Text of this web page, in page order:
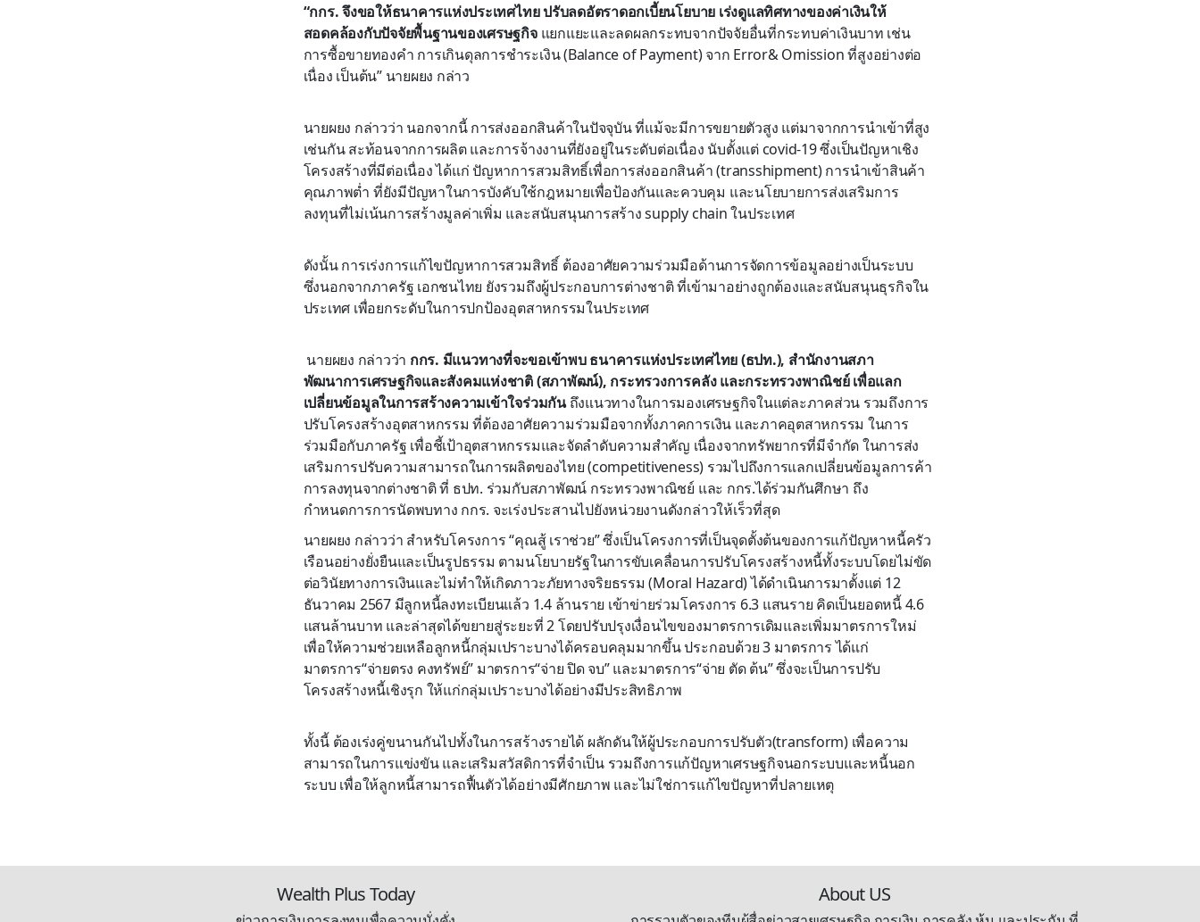
“กกร. จึงขอให้ธนาคารแห่งประเทศไทย ปรับลดอัตราดอกเบี้ยนโยบาย เร่งดูแลทิศทางของค่าเงินให้
สอดคล้องกับปัจจัยพื้นฐานของเศรษฐกิจแยกแยะและลดผลกระทบจากปัจจัยอื่นที่กระทบค่าเงินบาท เช่น
การซื้อขายทองคำ การเกินดุลการชำระเงิน (Balance of Payment) จาก Error& Omission ที่สูงอย่างต่อ
เนื่อง เป็นต้น” นายผยง กล่าว
นายผยง กล่าวว่า นอกจากนี้ การส่งออกสินค้าในปัจจุบัน ที่แม้จะมีการขยายตัวสูง แต่มาจากการนำเข้าที่สูง
เช่นกัน สะท้อนจากการผลิต และการจ้างงานที่ยังอยู่ในระดับต่อเนื่อง นับตั้งแต่ covid-19 ซึ่งเป็นปัญหาเชิง
โครงสร้างที่มีต่อเนื่อง ได้แก่ ปัญหาการสวมสิทธิ์เพื่อการส่งออกสินค้า (transshipment) การนำเข้าสินค้า
คุณภาพต่ำ ที่ยังมีปัญหาในการบังคับใช้กฎหมายเพื่อป้องกันและควบคุม และนโยบายการส่งเสริมการ
ลงทุนที่ไม่เน้นการสร้างมูลค่าเพิ่ม และสนับสนุนการสร้าง supply chain ในประเทศ
ดังนั้น การเร่งการแก้ไขปัญหาการสวมสิทธิ์ ต้องอาศัยความร่วมมือด้านการจัดการข้อมูลอย่างเป็นระบบ
ซึ่งนอกจากภาครัฐ เอกชนไทย ยังรวมถึงผู้ประกอบการต่างชาติ ที่เข้ามาอย่างถูกต้องและสนับสนุนธุรกิจใน
ประเทศ เพื่อยกระดับในการปกป้องอุตสาหกรรมในประเทศ
นายผยง กล่าวว่า กกร. มีแนวทางที่จะขอเข้าพบ ธนาคารแห่งประเทศไทย (ธปท.), สำนักงานสภา
พัฒนาการเศรษฐกิจและสังคมแห่งชาติ (สภาพัฒน์), กระทรวงการคลัง และกระทรวงพาณิชย์ เพื่อแลก
เปลี่ยนข้อมูลในการสร้างความเข้าใจร่วมกันถึงแนวทางในการมองเศรษฐกิจในแต่ละภาคส่วน รวมถึงการ
ปรับโครงสร้างอุตสาหกรรม ที่ต้องอาศัยความร่วมมือจากทั้งภาคการเงิน และภาคอุตสาหกรรม ในการ
ร่วมมือกับภาครัฐ เพื่อชี้เป้าอุตสาหกรรมและจัดลำดับความสำคัญ เนื่องจากทรัพยากรที่มีจำกัด ในการส่ง
เสริมการปรับความสามารถในการผลิตของไทย (competitiveness) รวมไปถึงการแลกเปลี่ยนข้อมูลการค้า
การลงทุนจากต่างชาติ ที่ ธปท. ร่วมกับสภาพัฒน์ กระทรวงพาณิชย์ และ กกร.ได้ร่วมกันศึกษา ถึง
กำหนดการการนัดพบทาง กกร. จะเร่งประสานไปยังหน่วยงานดังกล่าวให้เร็วที่สุด
นายผยง กล่าวว่า สำหรับโครงการ “คุณสู้ เราช่วย” ซึ่งเป็นโครงการที่เป็นจุดตั้งต้นของการแก้ปัญหาหนี้ครัว
เรือนอย่างยั่งยืนและเป็นรูปธรรม ตามนโยบายรัฐในการขับเคลื่อนการปรับโครงสร้างหนี้ทั้งระบบโดยไม่ขัด
ต่อวินัยทางการเงินและไม่ทำให้เกิดภาวะภัยทางจริยธรรม (Moral Hazard) ได้ดำเนินการมาตั้งแต่ 12
ธันวาคม 2567 มีลูกหนี้ลงทะเบียนแล้ว 1.4 ล้านราย เข้าข่ายร่วมโครงการ 6.3 แสนราย คิดเป็นยอดหนี้ 4.6
แสนล้านบาท และล่าสุดได้ขยายสู่ระยะที่ 2 โดยปรับปรุงเงื่อนไขของมาตรการเดิมและเพิ่มมาตรการใหม่
เพื่อให้ความช่วยเหลือลูกหนี้กลุ่มเปราะบางได้ครอบคลุมมากขึ้น ประกอบด้วย 3 มาตรการ ได้แก่
มาตรการ“จ่ายตรง คงทรัพย์” มาตรการ“จ่าย ปิด จบ” และมาตรการ“จ่าย ตัด ต้น” ซึ่งจะเป็นการปรับ
โครงสร้างหนี้เชิงรุก ให้แก่กลุ่มเปราะบางได้อย่างมีประสิทธิภาพ
ทั้งนี้ ต้องเร่งคู่ขนานกันไปทั้งในการสร้างรายได้ ผลักดันให้ผู้ประกอบการปรับตัว(transform) เพื่อความ
สามารถในการแข่งขัน และเสริมสวัสดิการที่จำเป็น รวมถึงการแก้ปัญหาเศรษฐกิจนอกระบบและหนี้นอก
ระบบ เพื่อให้ลูกหนี้สามารถฟื้นตัวได้อย่างมีศักยภาพ และไม่ใช่การแก้ไขปัญหาที่ปลายเหตุ
Wealth Plus Today About US